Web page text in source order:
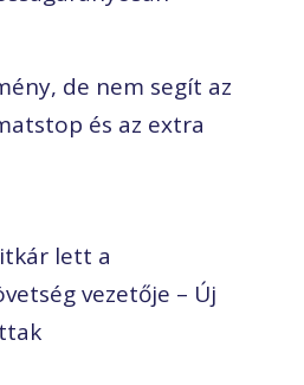
de nem segít az
és az extra
lett a
vezetője – Új